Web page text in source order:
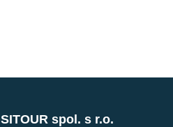
SITOUR spol. s r.o.